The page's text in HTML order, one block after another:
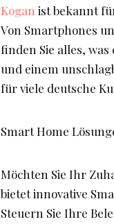
Kogan ist bekannt
Von Smartphones
finden Sie alles,
und einem
für viele deutsche
Smart Home
Möchten Sie Ihr
bietet innovative
Steuern Sie Ihre